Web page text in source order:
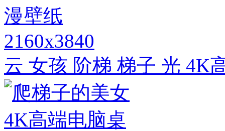
2160x3840
云 女孩 阶梯 梯子 光 4K